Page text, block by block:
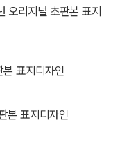
오리지널 초판본 표지
표지디자인
본 표지디자인